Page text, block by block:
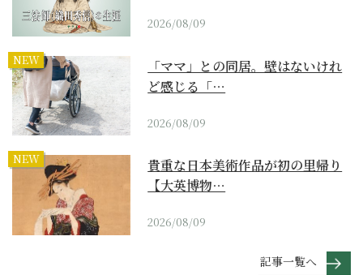
2026/08/09
NEW
「ママ」との同居。壁はないけれ
ど感じる「…
2026/08/09
NEW
貴重な日本美術作品が初の里帰り
【大英博物…
2026/08/09
記事一覧へ